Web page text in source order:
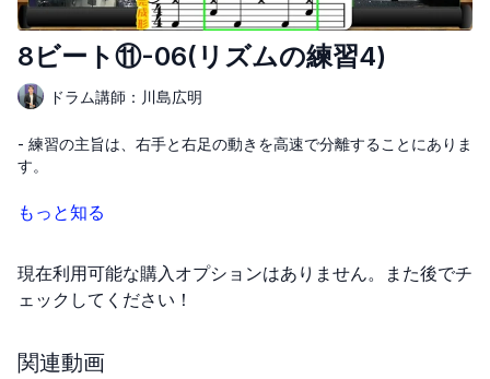
8ビート⑪-06(リズムの練習4)
ドラム講師：川島広明
- 練習の主旨は、右手と右足の動きを高速で分離することにありま
す。
- 右足はほぼ2回連続で動き、そのリズムに合わせて右手は3回連
- 練習では、動きをスムーズかつ速やかに行うことが重要です。特
に右足の素早い反応が求められます。
技術を磨くことが強調されています。
もっと知る
現在利用可能な購入オプションはありません。また後でチ
ェックしてください！
関連動画